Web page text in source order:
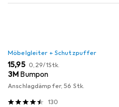
Möbelgleiter + Schutzpuffer
EUR
15,95 EUR
0,29/1Stk.
3M Bumpon
Anschlagdämpfer, 56 Stk.
130